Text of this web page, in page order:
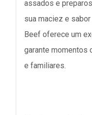
assados e
sua maciez e
Beef oferece um
garante momentos
e familiares.